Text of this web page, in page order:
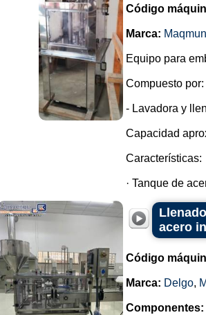
Código
Marca:
Equipo para
Compuesto por:
- Lavadora y
Capacidad
Características:
· Tanque de
acero
Código
Marca: Delgo,
Componentes: